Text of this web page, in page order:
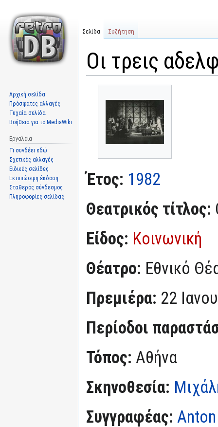
Οι τρεις
Έτος: 1982
Θεατρικός τίτλος:
Είδος: Κοινωνική
Θέατρο: Εθνικό
Πρεμιέρα: 22
Περίοδοι
Τόπος: Αθήνα
Σκηνοθεσία:
Συγγραφέας:
Σελίδα Συζήτηση
Αρχική σελίδα
Πρόσφατες αλλαγές
Τυχαία σελίδα
Βοήθεια για το MediaWiki
Εργαλεία
Τι συνδέει εδώ
Σχετικές αλλαγές
Ειδικές σελίδες
Εκτυπώσιμη έκδοση
Σταθερός σύνδεσμος
Πληροφορίες σελίδας